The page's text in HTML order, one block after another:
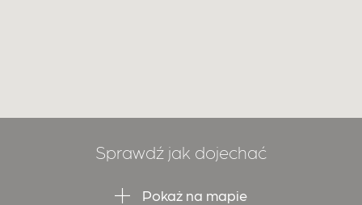
Sprawdź jak dojechać
Pokaż na mapie